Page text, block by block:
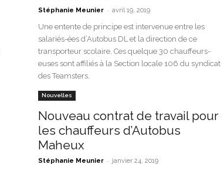
Stéphanie Meunier - avril 19, 2019
Une entente de principe est intervenue entre les
salariés-ées d’Autobus DL et la direction de ce
transporteur scolaire. Ces quelque 30 chauffeurs-
euses sont affiliés à la Section locale 106 du syndicat
des Teamsters.
Nouvelles
Nouveau contrat de travail pour
les chauffeurs d’Autobus
Maheux
Stéphanie Meunier - janvier 24, 2019